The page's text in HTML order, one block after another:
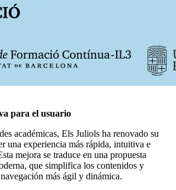
para el usuario
académicas, Els Juliols ha renovado su
una experiencia más rápida, intuitiva e
mejora se traduce en una propuesta
que simplifica los contenidos y
más ágil y dinámica.